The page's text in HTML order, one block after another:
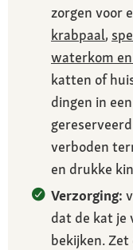
zorgen voor
krabpaal,
waterkom
katten of
dingen in
verboden
en drukke
Verzorging:
dat de kat je
bekijken.